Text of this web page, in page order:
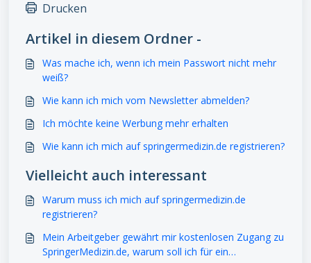
Drucken
Artikel in diesem Ordner -
Was mache ich, wenn ich mein Passwort nicht mehr
weiß?
Wie kann ich mich vom Newsletter abmelden?
Ich möchte keine Werbung mehr erhalten
Wie kann ich mich auf springermedizin.de registrieren?
Vielleicht auch interessant
Warum muss ich mich auf springermedizin.de
registrieren?
Mein Arbeitgeber gewährt mir kostenlosen Zugang zu
SpringerMedizin.de, warum soll ich für ein